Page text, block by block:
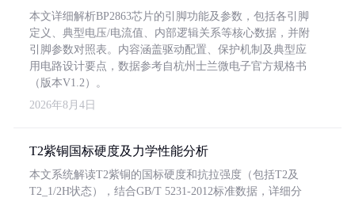
本文详细解析BP2863芯片的引脚功能及参数，包括各引脚
定义、典型电压/电流值、内部逻辑关系等核心数据，并附
引脚参数对照表。内容涵盖驱动配置、保护机制及典型应
用电路设计要点，数据参考自杭州士兰微电子官方规格书
（版本V1.2）。
2026年8月4日
T2紫铜国标硬度及力学性能分析
本文系统解读T2紫铜的国标硬度和抗拉强度（包括T2及
T2_1/2H状态），结合GB/T 5231-2012标准数据，详细分